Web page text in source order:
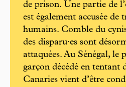
de prison. Une partie de
est également accusée de
humains. Comble du
des disparu·es sont
attaquées. Au Sénégal, le
garçon décédé en tentant
Canaries vient d’être